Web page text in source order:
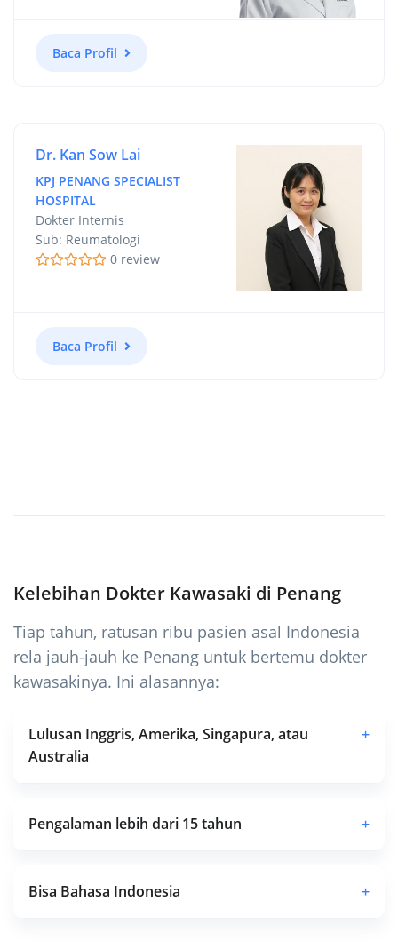
Baca Profil
Dr. Kan Sow Lai
KPJ PENANG SPECIALIST
HOSPITAL
Dokter Internis
Sub: Reumatologi
0 review
Baca Profil
Kelebihan Dokter Kawasaki di Penang
Tiap tahun, ratusan ribu pasien asal Indonesia
rela jauh-jauh ke Penang untuk bertemu dokter
kawasakinya. Ini alasannya:
Lulusan Inggris, Amerika, Singapura, atau
Australia
+
Pengalaman lebih dari 15 tahun +
Bisa Bahasa Indonesia +